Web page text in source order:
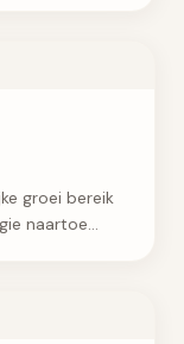
groei bereik
naartoe